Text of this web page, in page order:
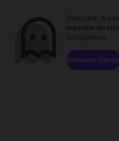
Desculpe. A
máquina do
indisponível.
Procurar